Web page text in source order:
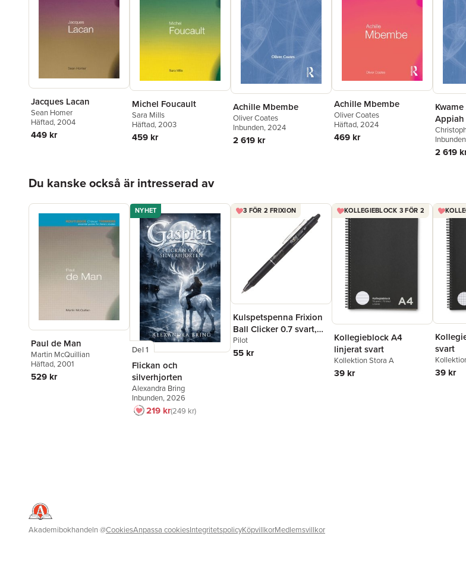
Jacques Lacan
Sean Homer
Häftad, 2004
449 kr
Michel Foucault
Sara Mills
Häftad, 2003
459 kr
Achille Mbembe
Oliver Coates
Inbunden, 2024
2 619 kr
Achille Mbembe
Oliver Coates
Häftad, 2024
469 kr
Appiah
Inbunden
2 619
Du kanske också är intresserad av
Paul de Man
Martin McQuillian
Häftad, 2001
529 kr
NYHET
Del 1
Flickan och
silverhjorten
Alexandra Bring
Inbunden, 2026
219 kr249 kr
3 FÖR 2 FRIXION
Kulspetspenna Frixion
Ball Clicker 0.7 svart,
raderbar
Pilot
55 kr
KOLLEGIEBLOCK 3 FÖR 2
Kollegieblock A4
linjerat svart
Kollektion Stora A
39 kr
svart
39 kr
Akademibokhandeln@CookiesAnpassa cookiesIntegritetspolicyKöpvillkorMedlemsvillkor